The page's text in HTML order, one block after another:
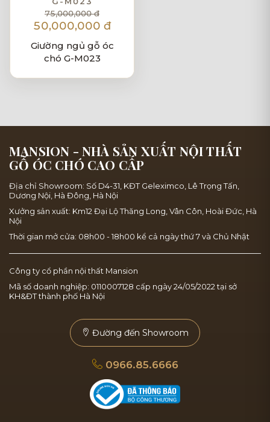
75,000,000 đ
50,000,000 đ
Giường ngủ gỗ óc
chó G-M023
MANSION - NHÀ SẢN XUẤT NỘI THẤT
GỖ ÓC CHÓ CAO CẤP
Địa chỉ Showroom: Số D4-31, KĐT Geleximco, Lê Trọng Tấn,
Dương Nội, Hà Đông, Hà Nội
Xưởng sản xuất: Km12 Đại Lộ Thăng Long, Vân Côn, Hoài Đức, Hà
Nội
Thời gian mở cửa: 08h00 - 18h00 kể cả ngày thứ 7 và Chủ Nhật
Công ty cổ phần nội thất Mansion
Mã số doanh nghiệp: 0110007128 cấp ngày 24/05/2022 tại sở
KH&ĐT thành phố Hà Nội
Đường đến Showroom
0966.85.6666